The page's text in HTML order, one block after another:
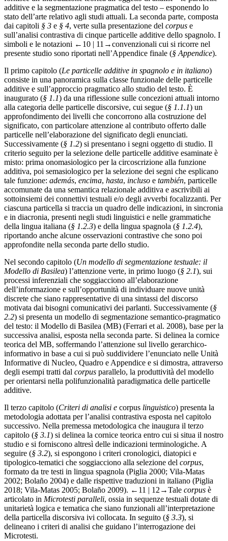
additive e la segmentazione pragmatica del testo – esponendo lo
stato dell’arte relativo agli studi attuali. La seconda parte, composta
dai capitoli § 3 e § 4, verte sulla presentazione del corpus e
sull’analisi contrastiva di cinque particelle additive dello spagnolo. I
simboli e le notazioni ←10 | 11→convenzionali cui si ricorre nel
presente studio sono riportati nell’Appendice finale (§ Appendice).
Il primo capitolo (Le particelle additive in spagnolo e in italiano)
consiste in una panoramica sulla classe funzionale delle particelle
additive e sull’approccio pragmatico allo studio del testo. È
inaugurato (§ 1.1) da una riflessione sulle concezioni attuali intorno
alla categoria delle particelle discorsive, cui segue (§ 1.1.1) un
approfondimento dei livelli che concorrono alla costruzione del
significato, con particolare attenzione al contributo offerto dalle
particelle nell’elaborazione del significato degli enunciati.
Successivamente (§ 1.2) si presentano i segni oggetto di studio. Il
criterio seguito per la selezione delle particelle additive esaminate è
misto: prima onomasiologico per la circoscrizione alla funzione
additiva, poi semasiologico per la selezione dei segni che esplicano
tale funzione: además, encima, hasta, incluso e también, particelle
accomunate da una semantica relazionale additiva e ascrivibili ai
sottoinsiemi dei connettivi testuali e/o degli avverbi focalizzanti. Per
ciascuna particella si traccia un quadro delle indicazioni, in sincronia
e in diacronia, presenti negli studi linguistici e nelle grammatiche
della lingua italiana (§ 1.2.3) e della lingua spagnola (§ 1.2.4),
riportando anche alcune osservazioni contrastive che sono poi
approfondite nella seconda parte dello studio.
Nel secondo capitolo (Un modello di segmentazione testuale: il
Modello di Basilea) l’attenzione verte, in primo luogo (§ 2.1), sui
processi inferenziali che soggiacciono all’elaborazione
dell’informazione e sull’opportunità di individuare nuove unità
discrete che siano rappresentative di una sintassi del discorso
motivata dai bisogni comunicativi dei parlanti. Successivamente (§
2.2) si presenta un modello di segmentazione semantico-pragmatico
del testo: il Modello di Basilea (MB) (Ferrari et al. 2008), base per la
successiva analisi, esposta nella seconda parte. Si delinea la cornice
teorica del MB, soffermando l’attenzione sul livello gerarchico-
informativo in base a cui si può suddividere l’enunciato nelle Unità
Informative di Nucleo, Quadro e Appendice e si dimostra, attraverso
degli esempi tratti dal corpus parallelo, la produttività del modello
per orientarsi nella polifunzionalità paradigmatica delle particelle
additive.
Il terzo capitolo (Criteri di analisi e corpus linguistico) presenta la
metodologia adottata per l’analisi contrastiva esposta nel capitolo
successivo. Nella premessa metodologica che inaugura il terzo
capitolo (§ 3.1) si delinea la cornice teorica entro cui si situa il nostro
studio e si forniscono altresì delle indicazioni terminologiche. A
seguire (§ 3.2), si espongono i criteri cronologici, diatopici e
tipologico-tematici che soggiacciono alla selezione del corpus,
formato da tre testi in lingua spagnola (Piglia 2000; Vila-Matas
2002; Bolaño 2004) e dalle rispettive traduzioni in italiano (Piglia
2018; Vila-Matas 2005; Bolaño 2009). ←11 | 12→Tale corpus è
articolato in Microtesti paralleli, ossia in sequenze testuali dotate di
unitarietà logica e tematica che siano funzionali all’interpretazione
della particella discorsiva ivi collocata. In seguito (§ 3.3), si
delineano i criteri di analisi che guidano l’interrogazione dei
Microtesti.